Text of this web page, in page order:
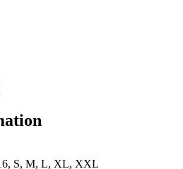
S, M, L, XL, XXL